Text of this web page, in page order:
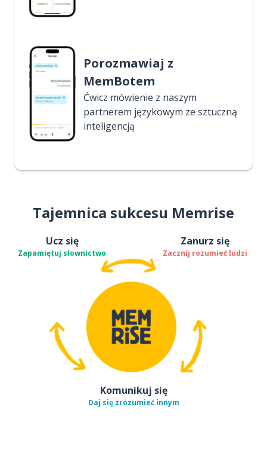
Porozmawiaj z
MemBotem
Ćwicz mówienie z naszym
partnerem językowym ze sztuczną
inteligencją
Tajemnica sukcesu Memrise
Ucz się
Zapamiętuj słownictwo
Zanurz się
Zacznij rozumieć ludzi
Komunikuj się
Daj się zrozumieć innym